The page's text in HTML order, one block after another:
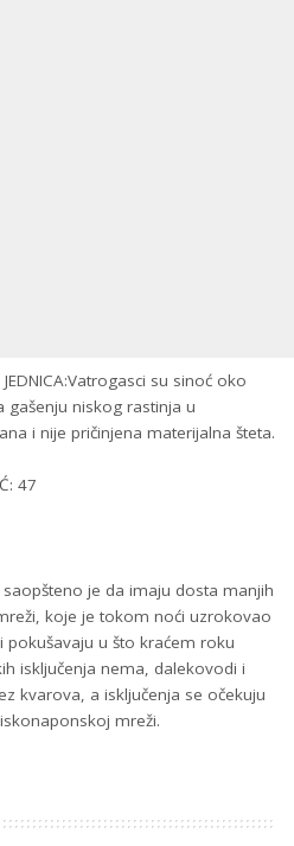
JEDNICA:Vatrogasci su sinoć oko
gašenju niskog rastinja u
i nije pričinjena materijalna šteta.
47
saopšteno je da imaju dosta manjih
koje je tokom noći uzrokovao
pokušavaju u što kraćem roku
isključenja nema, dalekovodi i
kvarova, a isključenja se očekuju
mreži.